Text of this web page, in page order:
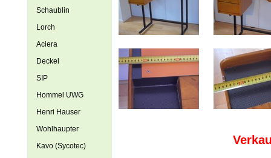
Schaublin
Lorch
Aciera
Deckel
SIP
Hommel UWG
Henri Hauser
Wohlhaupter
Kavo (Sycotec)